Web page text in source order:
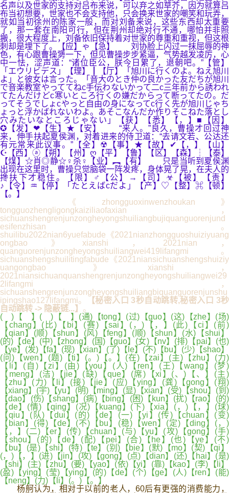
名声以及世家的支持对吕布来说，可以弃之如草芥，因为就算吕
布当初想要，世家也不会支持他，只会换来世家的嘲笑和玩弄，
就如当初徐州的陈家一般，而对刘备来说，这些东西却太重要
了，那一套在南阳可行，但在荆州却绝对行不通，哪怕并非照
搬，很大程度上，刘备依旧保持着对世家的尊重和重视，但这根
刺却是埋下了。【应】ゃ【急】 刘协脸上闪过一抹屈辱的神
色，有心跟曹操勥一下，但见曹操步步紧逼，气势越发凌厉，心
中一怯，涩声道：“诸位臣公，朕今日累了，退朝吧。”【管】
「エウリビデス」【理】┃【厅】「旭川に行くのよ。ねえ旭川
よ」と彼女は言った。「音大のとき仲の良かった友だちが旭川
で音楽教室やっててねc手伝わないかって二c三年前から誘われ
てたんだけどc寒いところ行くの嫌だからって断ってたの。だ
ってそうでしょcやっと自由の身になってc行く先が旭川じゃち
ょっと浮かばれないわよ。あそこなんだか作りそこねた落とし
穴みたいなところじゃない」【获】【悉】【，】■【因】
✪【发】❤【生】★【安】 “来人。”良久，曹操才回过神
来，伸手扶起夏侯渊，对着进来的侍卫道：“去请文若、公达还
有元常来此议事。”【全】☢【事】★【故】✔【，】【山】
☪【西】ⓐ【朔】【州】ღ【平】【鲁】【区】【森】┆【泰】
【煤】☆肖◎静☆♀杀♀【业】︻【有】 只是当听到夏侯渊
出现在这里时，曹操只觉脑袋一阵发疼，身体晃了晃，在夫人的
搀扶下才稳住。【限】♂【公】→【司】☣【被】【责】
♪【令】♒【停】「たとえばcだよ」【产】♡【整】⌘【顿】
【。】
《zhongguoxinwenzhoukan》
tongguozhengligongkaiziliaofaxian，
sichuanshengrenjunzongheyongshuiliangbujiquanguorenjund
esifenzhisan。
shuilibu2022nian6yuefabude《2021nianzhongguoshuiziyuang
ongbao》xianshi，2021nian，
quanguorenjunzongheyongshuiliangwei419lifangmi。
sichuanshengshuilitingfabude《2021niansichuanshengshuiziy
uangongbao》xianshi，
2021niansichuanquanshengrenjunzongheyongshuiliangwei29
2lifangmi，
sichuanshengrenjunzongheyongshuiliangbiquanguorenjunshu
ipingshao127lifangmi。
【秘密入口 3秒自动跳转,秘密入口 3秒
自动跳转 -> 隐蔽链...】 。
( )【 】( )【 】(通)【tong】(过)【guo】(这)【zhe】(场)
【chang】(比)【bi】(赛)【sai】(，)【，】(此)【ci】(前)
【qian】(顺)【shun】(风)【feng】(顺)【shun】(水)【shui】
(的)【de】(中)【zhong】(国)【guo】(女)【nv】(排)【pai】(也)
【ye】(发)【fa】(现)【xian】(了)【le】(不)【bu】(少)【shao】
(问)【wen】(题)【ti】(。)【。】(在)【zai】(主)【zhu】(力)
【li】(自)【zi】(由)【you】(人)【ren】(王)【wang】(梦)
【meng】(洁)【jie】(缺)【que】(席)【xi】(、)【、】(主)
【zhu】(力)【li】(接)【jie】(应)【ying】(龚)【gong】(翔)
【xiang】(宇)【yu】(明)【ming】(显)【xian】(受)【shou】(到)
【dao】(伤)【shang】(病)【bing】(困)【kun】(扰)【rao】(的)
【de】(情)【qing】(况)【kuang】(下)【xia】(，)【，】(球)
【qiu】(队)【dui】(的)【de】(一)【yi】(传)【chuan】(变)
【bian】(得)【de】(不)【bu】(稳)【wen】(定)【ding】(，)
【，】(二)【er】(传)【chuan】(与)【yu】(攻)【gong】(手)
【shou】(的)【de】(配)【pei】(合)【he】(也)【ye】(不)
【bu】(是)【shi】(特)【te】(别)【bie】(默)【mo】(契)【qi】
(，)【，】(进)【jin】(攻)【gong】(点)【dian】(还)【hai】(是)
【shi】(主)【zhu】(要)【yao】(依)【yi】(靠)【kao】(李)【li】
(盈)【ying】(莹)【ying】(的)【de】(个)【ge】(人)【ren】(能)
【neng】(力)【li】(。)【。】
杨舸认为，相对于以前的老人，60后有更强的消费能力，